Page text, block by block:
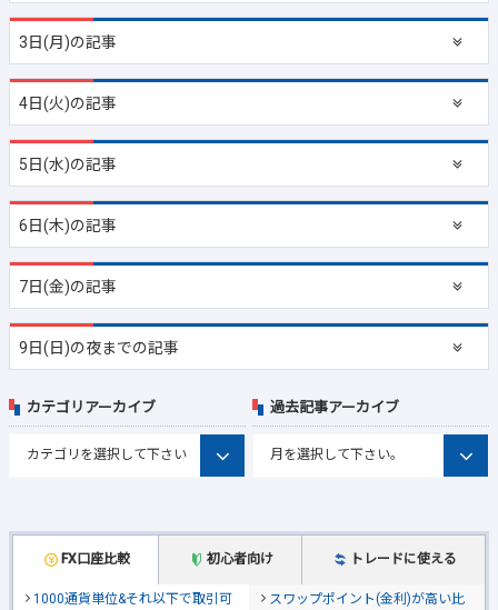
3日(月)の記事
4日(火)の記事
5日(水)の記事
6日(木)の記事
7日(金)の記事
9日(日)の夜までの記事
FX口座比較 初心者向け トレードに使える
1000通貨単位&それ以下で取引可
スワップポイント(金利)が高い比
カテゴリアーカイブ 過去記事アーカイブ